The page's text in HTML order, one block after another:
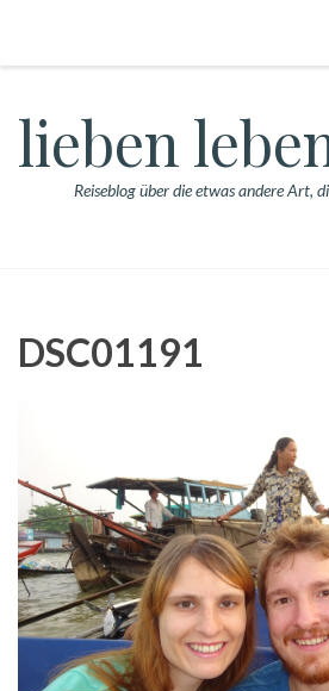
lieben
Reiseblog über die etwas andere Art,
DSC01191